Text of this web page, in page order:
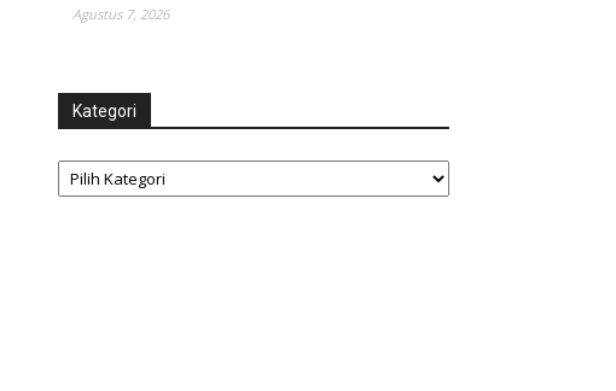
Agustus 7, 2026
Kategori
Kategori